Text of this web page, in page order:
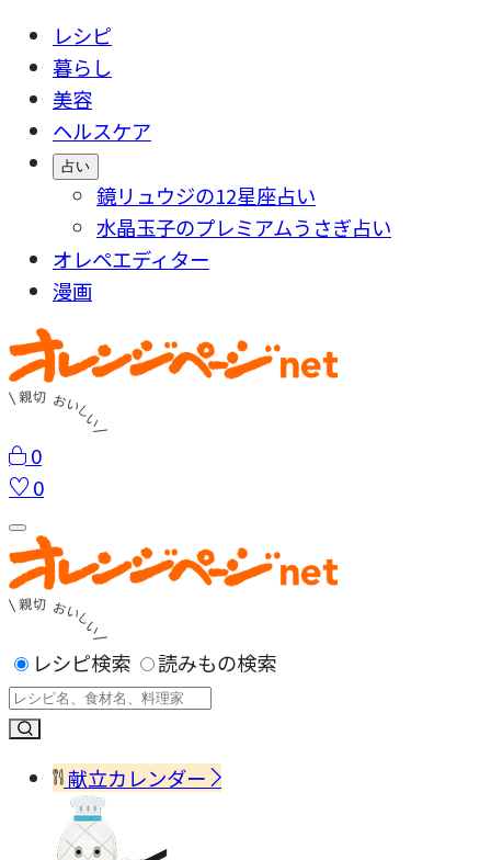
レシピ
暮らし
美容
ヘルスケア
占い
鏡リュウジの12星座占い
水晶玉子のプレミアムうさぎ占い
オレペエディター
漫画
0
0
レシピ検索 読みもの検索
献立カレンダー